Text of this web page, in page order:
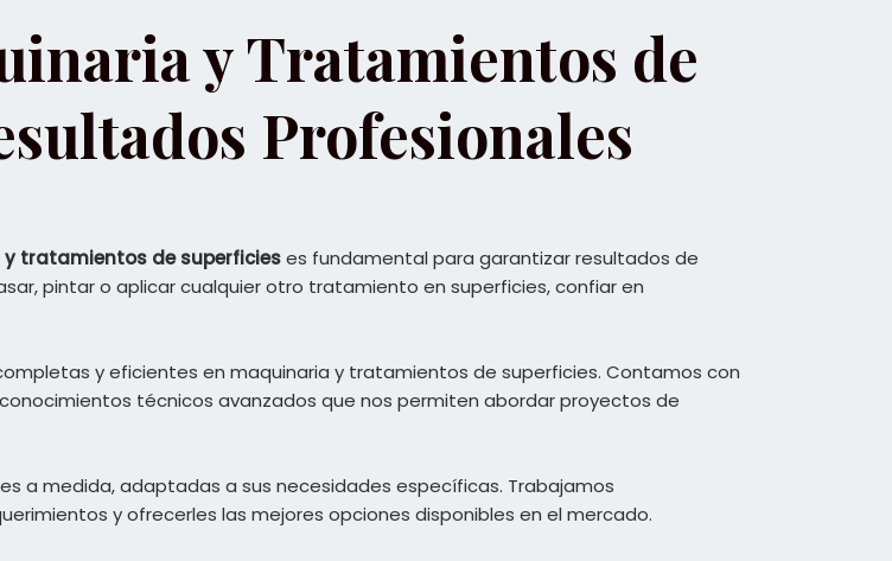
y Tratamientos de
Profesionales
tratamientos de superficieses fundamental para garantizar resultados de
pintar o aplicar cualquier otro tratamiento en superficies, confiar en
y eficientes en maquinaria y tratamientos de superficies. Contamos con
técnicos avanzados que nos permiten abordar proyectos de
a medida, adaptadas a sus necesidades específicas. Trabajamos
y ofrecerles las mejores opciones disponibles en el mercado.